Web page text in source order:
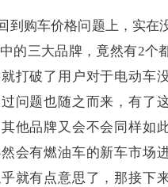
到购车价格问题上，实在
的三大品牌，竟然有2个
打破了用户对于电动车
问题也随之而来，有了
他品牌又会不会同样如
会有燃油车的新车市场
就有点意思了，那接下